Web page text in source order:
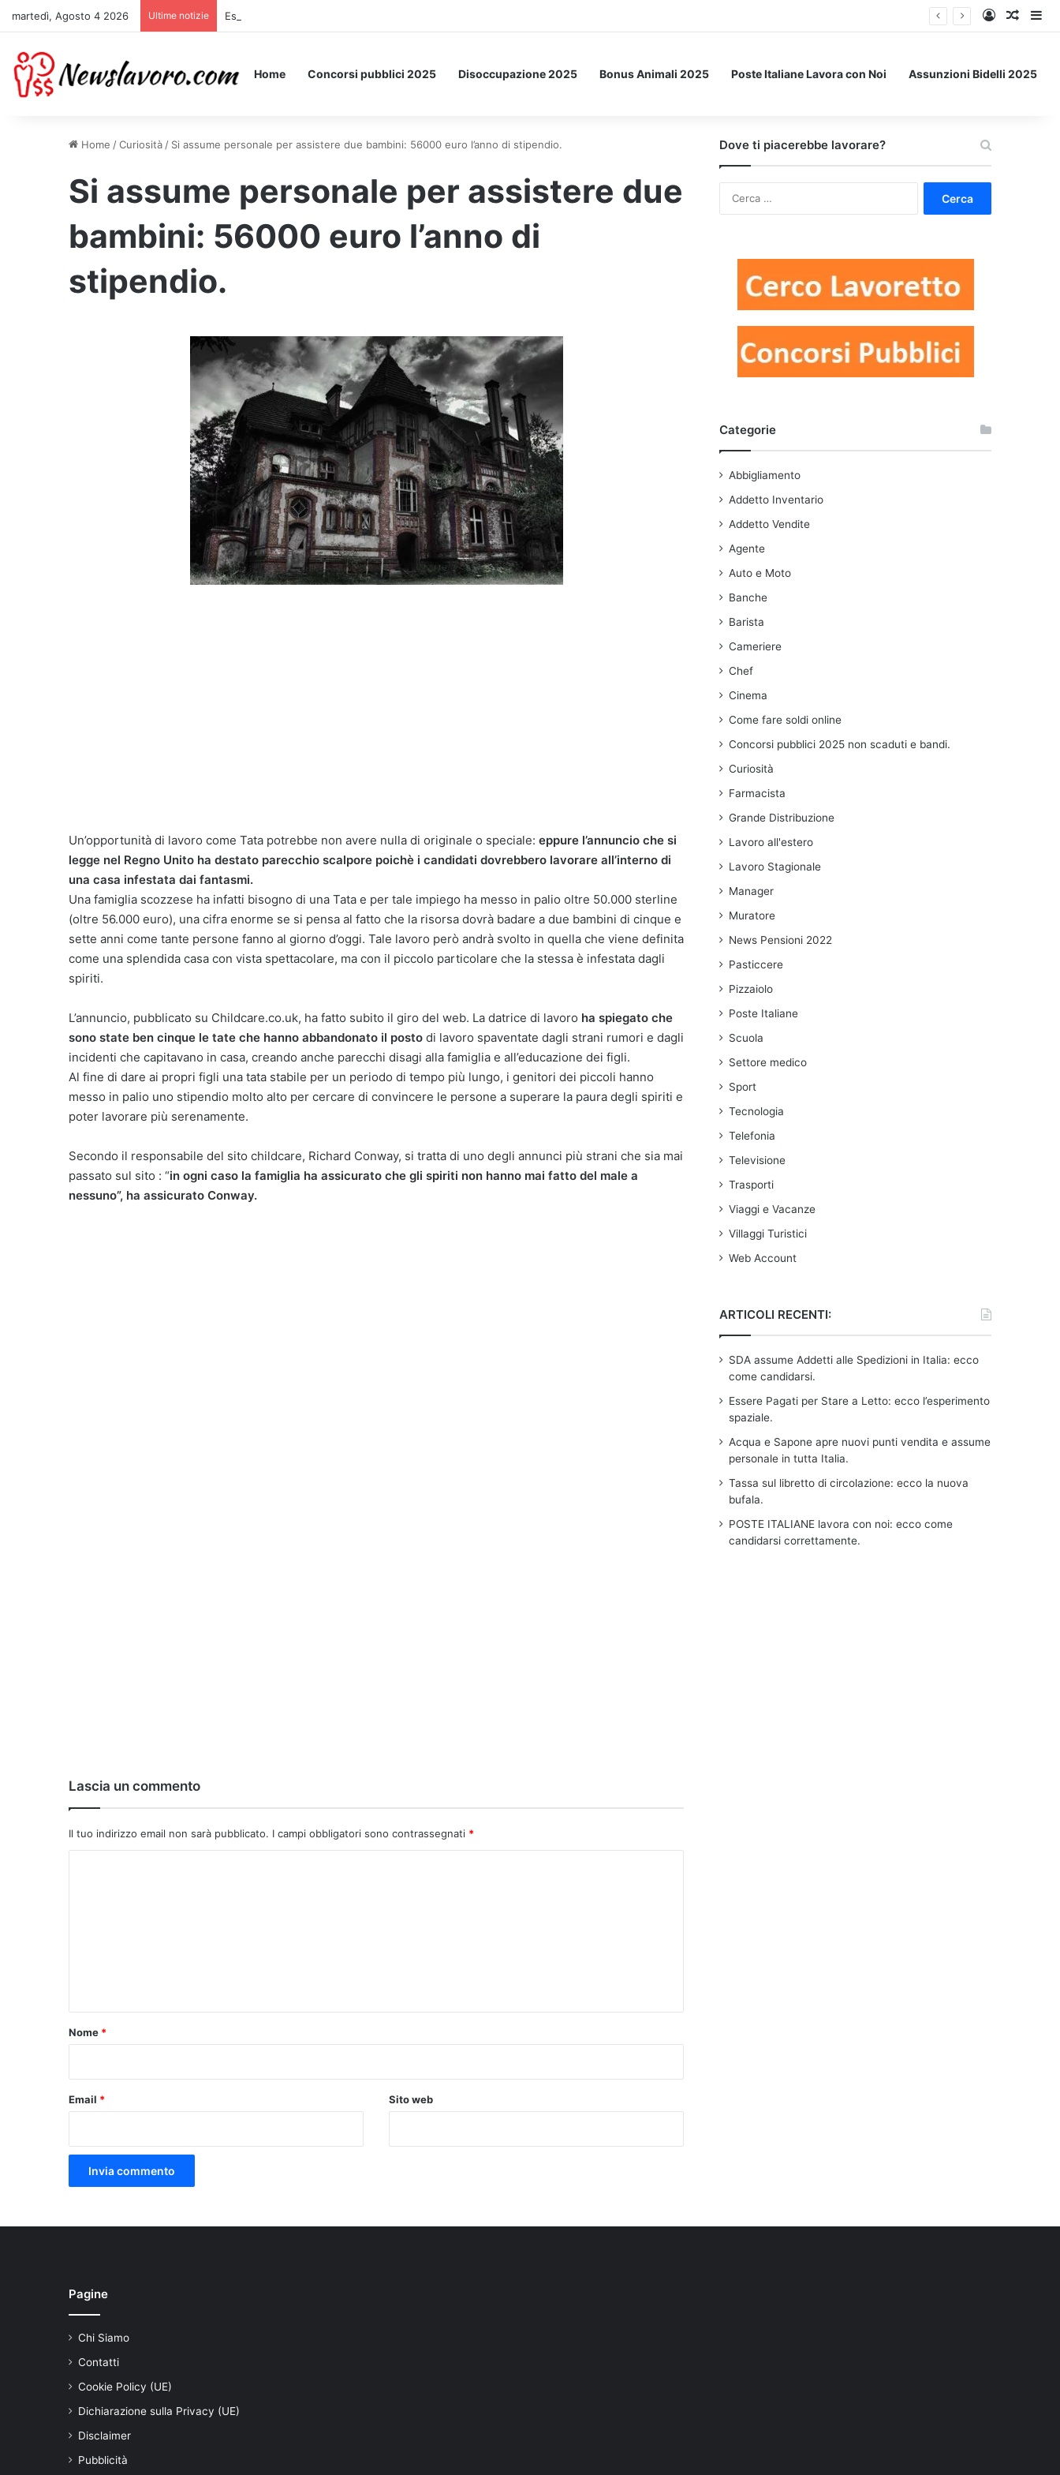
martedì, Agosto 4 2026 Ultime notizie Essere Pagati per Stare a Letto: ecco l’esperimento spaziale. Accedi
Un
Home Concorsi pubblici 2025 Disoccupazione 2025 Bonus Animali 2025 Poste Italiane Lavora con Noi Assunzioni Bidelli 2025
Home /Curiosità / Si assume personale per assistere due bambini: 56000 euro l’anno di stipendio.
Si assume personale per assistere due
bambini: 56000 euro l’anno di
stipendio.
Un’opportunità di lavoro come Tata potrebbe non avere nulla di originale o speciale: eppure l’annuncio che si
legge nel Regno Unito ha destato parecchio scalpore poichè i candidati dovrebbero lavorare all’interno di
una casa infestata dai fantasmi.
Una famiglia scozzese ha infatti bisogno di una Tata e per tale impiego ha messo in palio oltre 50.000 sterline
(oltre 56.000 euro), una cifra enorme se si pensa al fatto che la risorsa dovrà badare a due bambini di cinque e
sette anni come tante persone fanno al giorno d’oggi. Tale lavoro però andrà svolto in quella che viene definita
come una splendida casa con vista spettacolare, ma con il piccolo particolare che la stessa è infestata dagli
spiriti.
L’annuncio, pubblicato su Childcare.co.uk, ha fatto subito il giro del web. La datrice di lavoro ha spiegato che
sono state ben cinque le tate che hanno abbandonato il posto di lavoro spaventate dagli strani rumori e dagli
incidenti che capitavano in casa, creando anche parecchi disagi alla famiglia e all’educazione dei figli.
Al fine di dare ai propri figli una tata stabile per un periodo di tempo più lungo, i genitori dei piccoli hanno
messo in palio uno stipendio molto alto per cercare di convincere le persone a superare la paura degli spiriti e
poter lavorare più serenamente.
Secondo il responsabile del sito childcare, Richard Conway, si tratta di uno degli annunci più strani che sia mai
passato sul sito : “in ogni caso la famiglia ha assicurato che gli spiriti non hanno mai fatto del male a
nessuno”, ha assicurato Conway.
Lascia un commento
Il tuo indirizzo email non sarà pubblicato. I campi obbligatori sono contrassegnati *
o
Nome *
Email * Sito web
Dove ti piacerebbe lavorare?
Categorie
Abbigliamento
Addetto Inventario
Addetto Vendite
Agente
Auto e Moto
Banche
Barista
Cameriere
Chef
Cinema
Come fare soldi online
Concorsi pubblici 2025 non scaduti e bandi.
Curiosità
Farmacista
Grande Distribuzione
Lavoro all'estero
Lavoro Stagionale
Manager
Muratore
News Pensioni 2022
Pasticcere
Pizzaiolo
Poste Italiane
Scuola
Settore medico
Sport
Tecnologia
Telefonia
Televisione
Trasporti
Viaggi e Vacanze
Villaggi Turistici
Web Account
ARTICOLI RECENTI:
SDA assume Addetti alle Spedizioni in Italia: ecco
come candidarsi.
Essere Pagati per Stare a Letto: ecco l’esperimento
spaziale.
Acqua e Sapone apre nuovi punti vendita e assume
personale in tutta Italia.
Tassa sul libretto di circolazione: ecco la nuova
bufala.
POSTE ITALIANE lavora con noi: ecco come
candidarsi correttamente.
Pagine
Chi Siamo
Contatti
Cookie Policy (UE)
Dichiarazione sulla Privacy (UE)
Disclaimer
Pubblicità